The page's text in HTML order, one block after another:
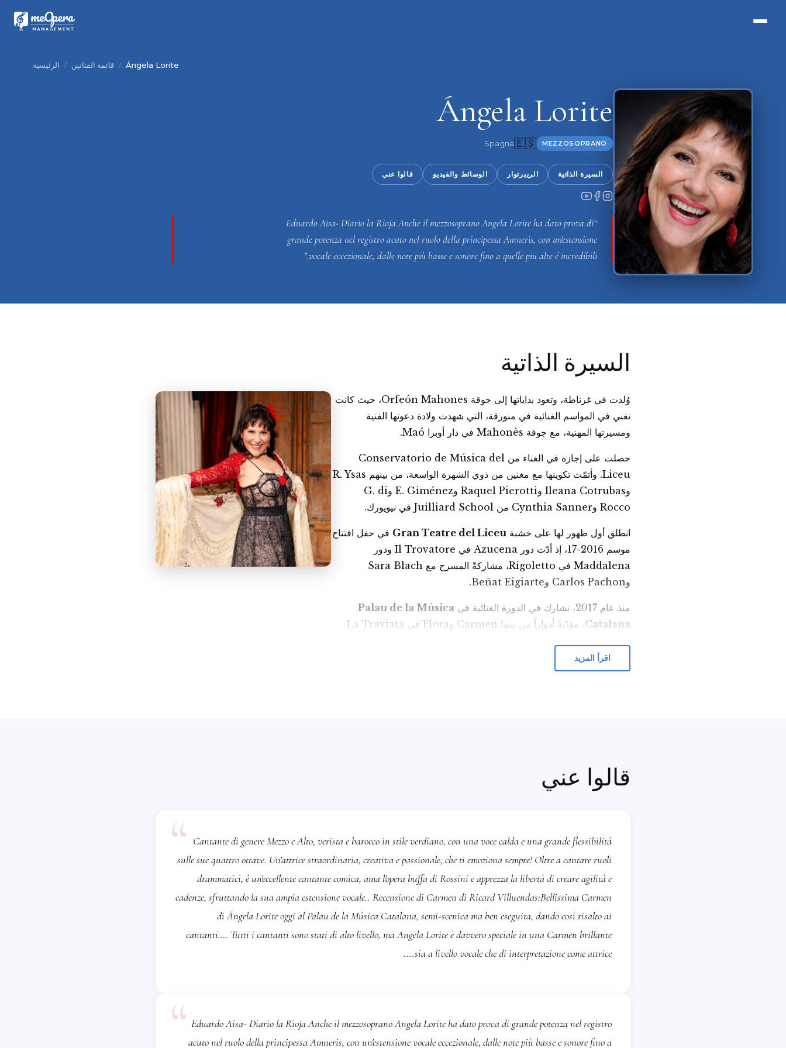
الرئيسية / قائمة الفنانين / Ángela Lorite
Ángela Lorite
MEZZOSOPRANO
🇪🇸
Spagna
السيرة الذاتية الريبرتوار الوسائط والفيديو قالوا عني
“Eduardo Aisa- Diario la Rioja Anche il mezzosoprano Angela Lorite ha dato prova di
grande potenza nel registro acuto nel ruolo della principessa Amneris, con un'estensione
vocale eccezionale, dalle note più basse e sonore fino a quelle piu alte é incredibili.”
السيرة الذاتية
وُلدت في غرناطة، وتعود بداياتها إلى جوقة Orfeón Mahones، حيث كانت
تغني في المواسم الغنائية في منورقة، التي شهدت ولادة دعوتها الفنية
ومسيرتها المهنية، مع جوقة Mahonès في دار أوبرا Maó.
حصلت على إجازة في الغناء من Conservatorio de Música del
Liceu. وأتمّت تكوينها مع مغنين من ذوي الشهرة الواسعة، من بينهم R. Ysas
وIleana Cotrubas وRaquel Pierotti وE. Giménez وG. di
Rocco وCynthia Sanner من Juilliard School في نيويورك.
انطلق أول ظهور لها على خشبة Gran Teatre del Liceu في حفل افتتاح
موسم 2016-17، إذ أدّت دور Azucena في Il Trovatore ودور
Maddalena في Rigoletto، مشاركةً المسرح مع Sara Blach
وCarlos Pachon وBeñat Eigiarte.
منذ عام 2017، تشارك في الدورة الغنائية في
Palau de la Música
Catalana
، مؤدّيةً أدواراً من بينها Carmen وFlora في La Traviata
Studio al Palau".
وOrlofsky في Die Fledermaus، وLa Marquise في La Fille du
Régiment.
أرجاء إسبانيا كافة، ومن بينهاLa Beltrana من Doña Francisquita
،
التي قُدِّمت فيFundación Ópera Cataluña
.
تشمل تجربتها في الموسيقى الأوراتورية Requiem لـ Verdi وRequiem
اقرأ المزيد
قالوا عني
“ Cantante di genere Mezzo e Alto, verista e barocco in stile verdiano, con una voce calda e una grande flessibilità
sulle sue quattro ottave. Un'attrice straordinaria, creativa e passionale, che ti emoziona sempre! Oltre a cantare ruoli
drammatici, è un'eccellente cantante comica, ama l'opera buffa di Rossini e apprezza la libertà di creare agilità e
cadenze, sfruttando la sua ampia estensione vocale.. Recensione di Carmen di Ricard Villuendas:Bellissima Carmen
di Ángela Lorite oggi al Palau de la Música Catalana, semi-scenica ma ben eseguita, dando così risalto ai
cantanti…. Tutti i cantanti sono stati di alto livello, ma Angela Lorite è davvero speciale in una Carmen brillante
sia a livello vocale che di interpretazione come attrice....
“ Eduardo Aisa- Diario la Rioja Anche il mezzosoprano Angela Lorite ha dato prova di grande potenza nel registro
acuto nel ruolo della principessa Amneris, con un'estensione vocale eccezionale, dalle note più basse e sonore fino a